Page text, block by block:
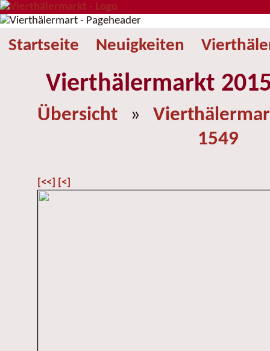
Startseite Neuigkeiten
Vierthälermarkt
Übersicht »
1549
[<<] [<]